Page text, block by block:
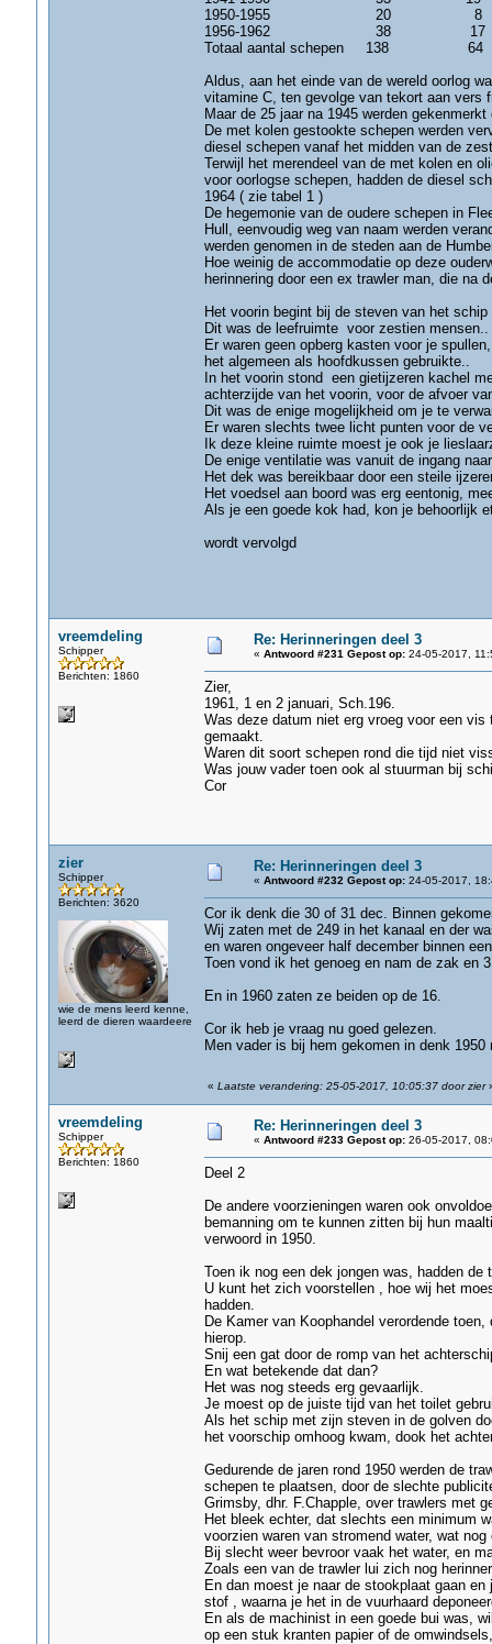
1950-1955 20
1956-1962 38
Totaal aantal schepen
Aldus, aan het einde van de wereld oorlog
vitamine C, ten gevolge van tekort aan vers
Maar de 25 jaar na 1945 werden
De met kolen gestookte schepen werden
diesel schepen vanaf het midden van de
Terwijl het merendeel van de met kolen en
voor oorlogse schepen, hadden de diesel
1964 ( zie tabel 1 )
De hegemonie van de oudere schepen in
Hull, eenvoudig weg van naam werden
werden genomen in de steden aan de
Hoe weinig de accommodatie op deze
herinnering door een ex trawler man, die na
Het voorin begint bij de steven van het
Dit was de leefruimte voor zestien mensen..
Er waren geen opberg kasten voor je
het algemeen als hoofdkussen gebruikte..
In het voorin stond een gietijzeren kachel
achterzijde van het voorin, voor de afvoer
Dit was de enige mogelijkheid om je te
Er waren slechts twee licht punten voor de
Ik deze kleine ruimte moest je ook je
De enige ventilatie was vanuit de ingang
Het dek was bereikbaar door een steile
Het voedsel aan boord was erg eentonig,
Als je een goede kok had, kon je behoorlijk
wordt vervolgd
vreemdeling
Schipper
Berichten: 1860
Re: Herinneringen deel 3
« Antwoord #231 Gepost op:24-05-2017,
Zier,
1961, 1 en 2 januari, Sch.196.
Was deze datum niet erg vroeg voor een
gemaakt.
Waren dit soort schepen rond die tijd niet
Was jouw vader toen ook al stuurman bij
Cor
zier
Schipper
Berichten: 3620
wie de mens leerd kenne,
leerd de dieren waardeere
Re: Herinneringen deel 3
« Antwoord #232 Gepost op:24-05-2017,
Cor ik denk die 30 of 31 dec. Binnen
Wij zaten met de 249 in het kanaal en der
en waren ongeveer half december binnen
Toen vond ik het genoeg en nam de zak en
En in 1960 zaten ze beiden op de 16.
Cor ik heb je vraag nu goed gelezen.
Men vader is bij hem gekomen in denk 1950
« Laatste verandering: 25-05-2017, 10:05:37 door zier
vreemdeling
Schipper
Berichten: 1860
Re: Herinneringen deel 3
« Antwoord #233 Gepost op:26-05-2017,
Deel 2
De andere voorzieningen waren ook
bemanning om te kunnen zitten bij hun
verwoord in 1950.
Toen ik nog een dek jongen was, hadden de
U kunt het zich voorstellen , hoe wij het
hadden.
De Kamer van Koophandel verordende
hierop.
Snij een gat door de romp van het
En wat betekende dat dan?
Het was nog steeds erg gevaarlijk.
Je moest op de juiste tijd van het toilet
Als het schip met zijn steven in de golven
het voorschip omhoog kwam, dook het
Gedurende de jaren rond 1950 werden de
schepen te plaatsen, door de slechte
Grimsby, dhr. F.Chapple, over trawlers met
Het bleek echter, dat slechts een minimum
voorzien waren van stromend water, wat
Bij slecht weer bevroor vaak het water, en
Zoals een van de trawler lui zich nog
En dan moest je naar de stookplaat gaan
stof , waarna je het in de vuurhaard
En als de machinist in een goede bui was,
op een stuk kranten papier of de